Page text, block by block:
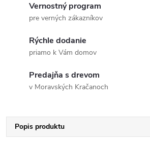
Vernostný program
pre verných zákazníkov
Rýchle dodanie
priamo k Vám domov
Predajňa s drevom
v Moravských Kračanoch
Popis produktu